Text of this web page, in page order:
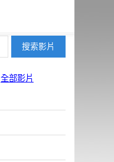
全部影片